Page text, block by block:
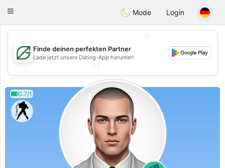
Dating
Toggle
Mode Login
💕
💖
💕
Finde deinen perfekten Partner
Lade jetzt unsere Dating-App herunter!
0.7/1